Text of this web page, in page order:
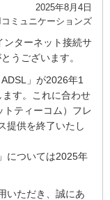
2025年8月4日
ミュニケーションズ
ンターネット接続サ
うございます。
」が2026年1
す。これに合わせ
トティーコム）フレ
提供を終了いたし
については2025年
いただき、誠にあ